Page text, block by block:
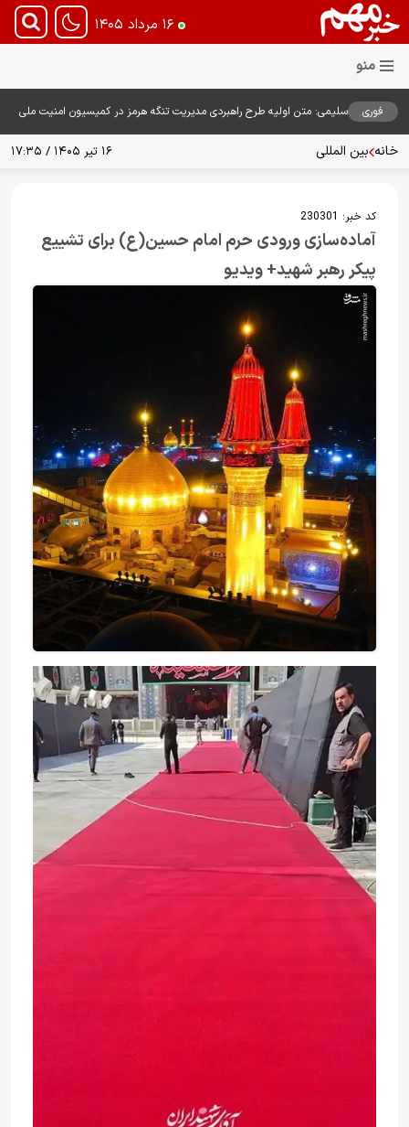
۱۶ مرداد ۱۴۰۵
فوری
سلیمی: متن اولیه طرح راهبردی مدیریت تنگه هرمز در کمیسیون امنیت ملی
خانه بین المللی ۱۶ تیر ۱۴۰۵ / ۱۷:۳۵
کد خبر: 230301
آماده‌سازی ورودی حرم امام حسین(ع) برای تشییع
پیکر رهبر شهید+ ویدیو